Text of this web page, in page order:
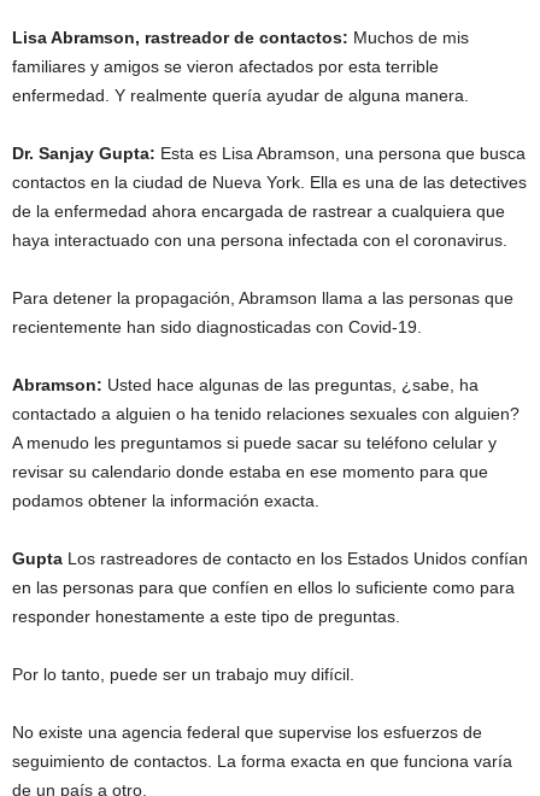
Lisa Abramson, rastreador de contactos: Muchos de mis
familiares y amigos se vieron afectados por esta terrible
enfermedad. Y realmente quería ayudar de alguna manera.
Dr. Sanjay Gupta: Esta es Lisa Abramson, una persona que busca
contactos en la ciudad de Nueva York. Ella es una de las detectives
de la enfermedad ahora encargada de rastrear a cualquiera que
haya interactuado con una persona infectada con el coronavirus.
Para detener la propagación, Abramson llama a las personas que
recientemente han sido diagnosticadas con Covid-19.
Abramson: Usted hace algunas de las preguntas, ¿sabe, ha
contactado a alguien o ha tenido relaciones sexuales con alguien?
A menudo les preguntamos si puede sacar su teléfono celular y
revisar su calendario donde estaba en ese momento para que
podamos obtener la información exacta.
Gupta Los rastreadores de contacto en los Estados Unidos confían
en las personas para que confíen en ellos lo suficiente como para
responder honestamente a este tipo de preguntas.
Por lo tanto, puede ser un trabajo muy difícil.
No existe una agencia federal que supervise los esfuerzos de
seguimiento de contactos. La forma exacta en que funciona varía
de un país a otro.